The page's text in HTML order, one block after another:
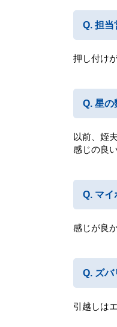
担当
押し付け
星の
以前、姪
感じの良
マイ
感じが良
ズバ
引越しは